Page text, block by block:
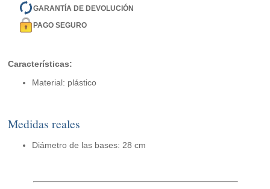
GARANTÍA DE DEVOLUCIÓN
PAGO SEGURO
Características:
Material: plástico
Medidas reales
Diámetro de las bases: 28 cm